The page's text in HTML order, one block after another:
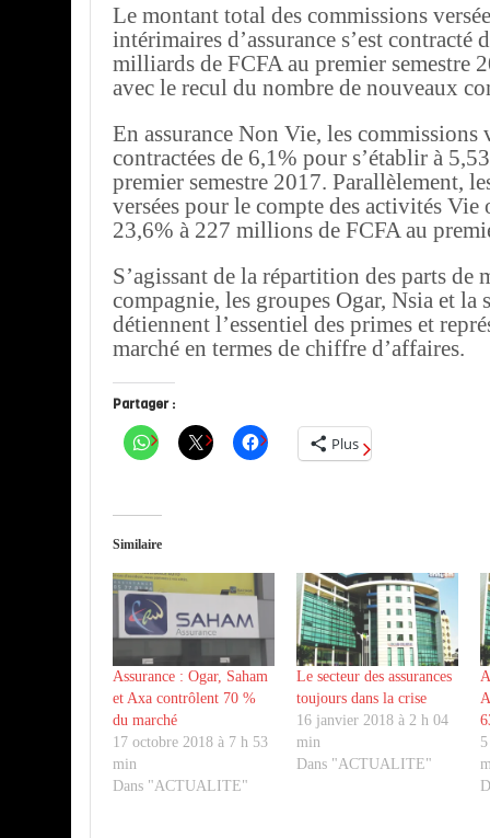
Le montant total des commissions
intérimaires d’assurance s’est contracté
milliards de FCFA au premier semestre
avec le recul du nombre de nouveaux
En assurance Non Vie, les commissions
contractées de 6,1% pour s’établir à
premier semestre 2017. Parallèlement,
versées pour le compte des activités Vie
23,6% à 227 millions de FCFA au
S’agissant de la répartition des parts de
compagnie, les groupes Ogar, Nsia et la
détiennent l’essentiel des primes et
marché en termes de chiffre d’affaires.
Partager :
Plus
Similaire
Assurance : Ogar, Saham
et Axa contrôlent 70 %
du marché
17 octobre 2018 à 7 h 53
min
Dans "ACTUALITE"
Le secteur des assurances
toujours dans la crise
16 janvier 2018 à 2 h 04
min
Dans "ACTUALITE"